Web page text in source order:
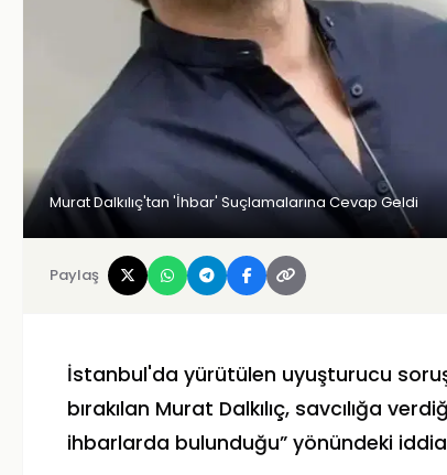
Murat Dalkılıç'tan 'İhbar' Suçlamalarına Cevap Geldi
Paylaş
İstanbul'da yürütülen uyuşturucu
bırakılan Murat Dalkılıç, savcılığa
ihbarlarda bulunduğu” yönündeki